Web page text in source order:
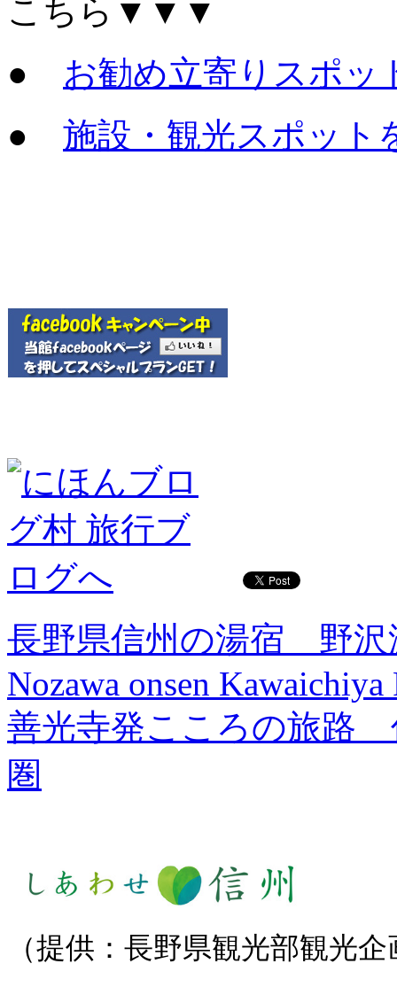
こちら▼▼▼
● お勧め立寄りスポッ
● 施設・観光スポット
長野県信州の湯宿 野沢
Nozawa onsen Kawaichiya
善光寺発こころの旅路
圏
（提供：長野県観光部観光